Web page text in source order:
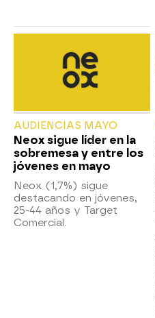
AUDIENCIAS MAYO
Neox sigue líder en la
sobremesa y entre los
jóvenes en mayo
Neox (1,7%) sigue
destacando en jóvenes,
25-44 años y Target
Comercial.